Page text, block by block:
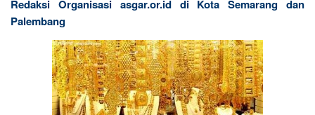
Redaksi Organisasi asgar.or.id di Kota Semarang dan
Palembang